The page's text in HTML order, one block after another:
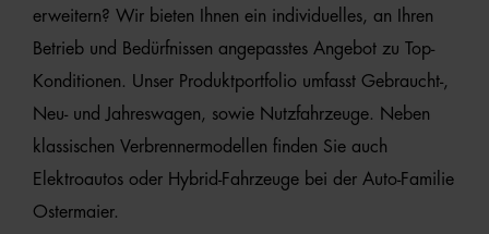
erweitern? Wir bieten Ihnen ein individuelles, an Ihren
Betrieb und Bedürfnissen angepasstes Angebot zu Top-
Konditionen. Unser Produktportfolio umfasst Gebraucht-,
Neu- und Jahreswagen, sowie Nutzfahrzeuge. Neben
klassischen Verbrennermodellen finden Sie auch
Elektroautos oder Hybrid-Fahrzeuge bei der Auto-Familie
Ostermaier.